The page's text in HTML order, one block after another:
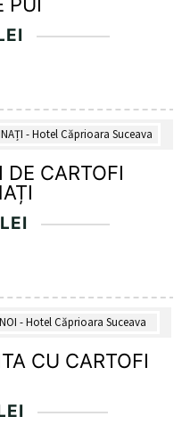
DE CARTOFI
LEI
CU CARTOFI